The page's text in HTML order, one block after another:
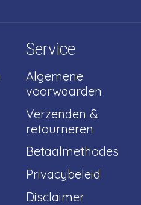
Service
Algemene
voorwaarden
Verzenden &
retourneren
Betaalmethodes
Privacybeleid
Disclaimer